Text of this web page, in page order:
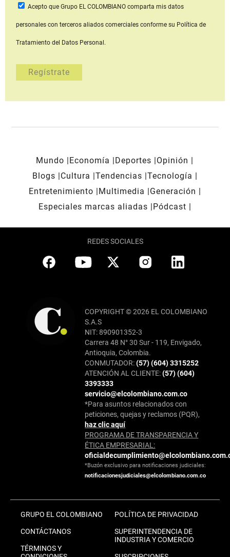
Acepto que Grupo EL COLOMBIANOcomparta mis datos
personales con terceros aliados comerciales conforme su Política de
Tratamiento del Datos Personal.
Mundo Economía Deportes
Opinión
Blogs
Cultura Tendencias Tecnología
Entretenimiento
Multimedia
Generación
Especiales marcas aliadas
Pódcast
REDES SOCIALES
COPYRIGHT © 2026 EL COLOMBIANO
S.A.S
NIT: 890901352-3
Carrera 48 N° 30 Sur - 119, Envigado,
Antioquia, Colombia.
CONMUTADOR:(57) (604) 3315252
ATENCIÓN AL CLIENTE:(57) (604)
3393333
servicio@elcolombiano.com.co
*Para asuntos relacionados con
peticiones, quejas y reclamos (PQR),
haz clic aquí
PROGRAMA DE TRANSPARENCIA Y
ÉTICA EMPRESARIAL:
*Buzón exclusivo para notificaciones judiciales:
notificacionesjudiciales@elcolombiano.com.co
GRUPO EL COLOMBIANO
CONTÁCTANOS
TÉRMINOS Y
POLÍTICA DE PRIVACIDAD
SUPERINTENDENCIA DE
INDUSTRIA Y COMERCIO